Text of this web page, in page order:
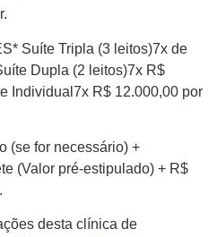
Suíte Tripla (3 leitos)7x de
Dupla (2 leitos)7x R$
Individual7x R$ 12.000,00 por
(se for necessário) +
(Valor pré-estipulado) + R$
desta clínica de